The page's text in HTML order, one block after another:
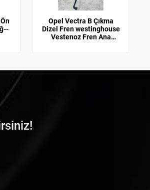
Opel Vectra B Çıkma
Dizel Fren westinghouse
Vestenoz Fren Ana